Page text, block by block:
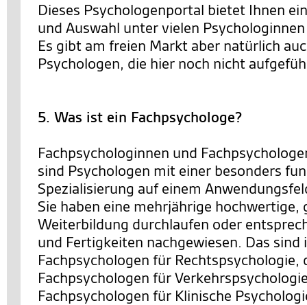
Dieses Psychologenportal bietet Ihnen
und Auswahl unter vielen
Es gibt am freien Markt aber natürlich
Psychologen, die hier noch nicht
5. Was ist ein Fachpsychologe?
Fachpsychologinnen und
sind Psychologen mit einer besonders
Spezialisierung auf einem
Sie haben eine mehrjährige hochwertige,
Weiterbildung durchlaufen oder
und Fertigkeiten nachgewiesen. Das sind
Fachpsychologen für Rechtspsychologie,
Fachpsychologen für
Fachpsychologen für Klinische